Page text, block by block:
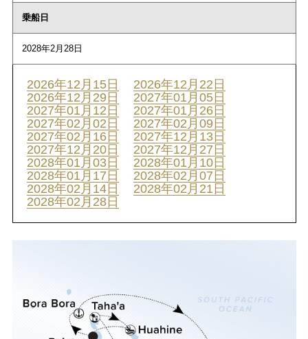
乗船日
2028年2月28日
2026年12月15日
2026年12月22日
2026年12月29日
2027年01月05日
2027年01月12日
2027年01月26日
2027年02月02日
2027年02月09日
2027年02月16日
2027年12月13日
2027年12月20日
2027年12月27日
2028年01月03日
2028年01月10日
2028年01月17日
2028年02月07日
2028年02月14日
2028年02月21日
2028年02月28日